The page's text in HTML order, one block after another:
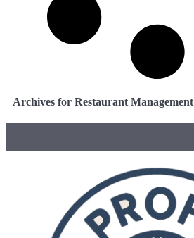
Archives for Restaurant Management